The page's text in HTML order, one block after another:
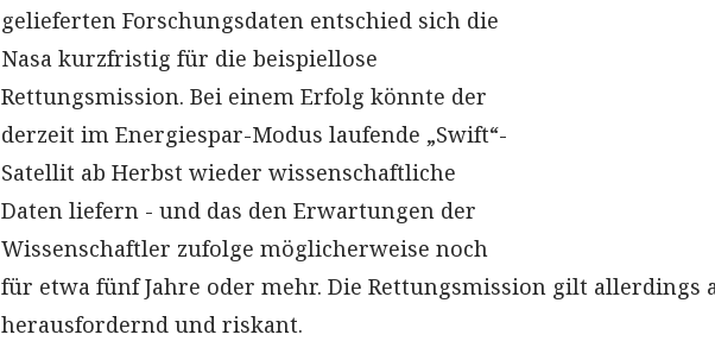
gelieferten Forschungsdaten entschied sich die
Nasa kurzfristig für die beispiellose
Rettungsmission. Bei einem Erfolg könnte der
derzeit im Energiespar-Modus laufende „Swift“-
Satellit ab Herbst wieder wissenschaftliche
Daten liefern - und das den Erwartungen der
Wissenschaftler zufolge möglicherweise noch
für etwa fünf Jahre oder mehr. Die Rettungsmission gilt allerdings
herausfordernd und riskant.